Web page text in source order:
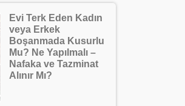
Evi Terk Eden Kadın
veya Erkek
Boşanmada Kusurlu
Mu? Ne Yapılmalı –
Nafaka ve Tazminat
Alınır Mı?